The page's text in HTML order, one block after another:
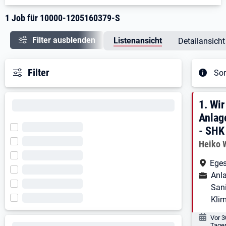
1 Job für 10000-1205160379-S
Filter ausblenden Listenansicht Detailansicht
Filter
1.
1.
-
Heiko
Vor